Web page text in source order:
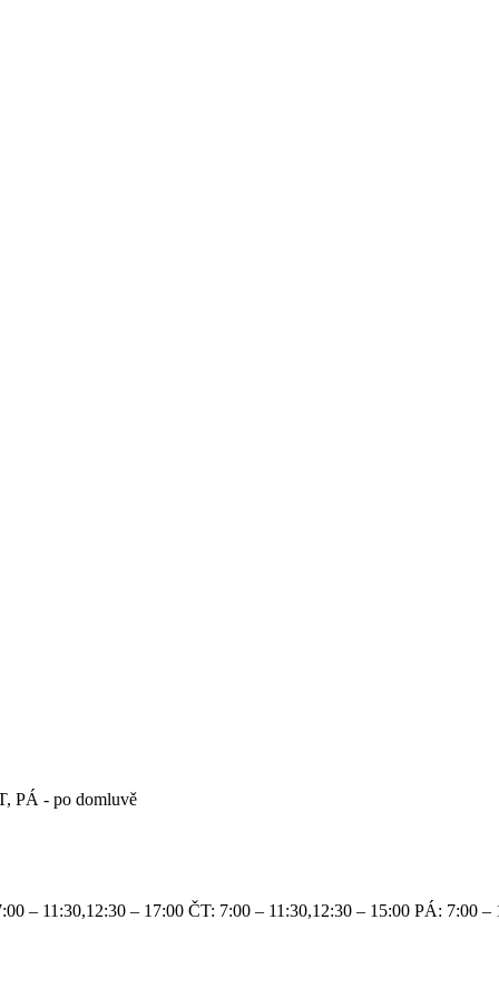
PÁ - po domluvě
– 11:30,12:30 – 17:00 ČT: 7:00 – 11:30,12:30 – 15:00 PÁ: 7:00 –